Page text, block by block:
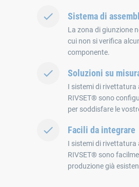
Sistema di
La zona di giunzione
cui non si verifica
componente.
Soluzioni su
I sistemi di
RIVSET® sono
per soddisfare le
Facili da integrare
I sistemi di
RIVSET® sono
produzione già